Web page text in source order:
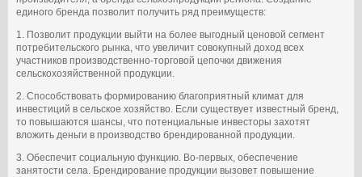
единого бренда позволит получить ряд преимуществ:
1. Позволит продукции выйти на более выгодный ценовой сегмент
потребительского рынка, что увеличит совокупный доход всех
участников производственно-торговой цепочки движения
сельскохозяйственной продукции.
2. Способствовать формированию благоприятный климат для
инвестиций в сельское хозяйство. Если существует известный бренд,
то повышаются шансы, что потенциальные инвесторы захотят
вложить деньги в производство брендированной продукции.
3. Обеспечит социальную функцию. Во-первых, обеспечение
занятости села. Брендирование продукции вызовет повышение